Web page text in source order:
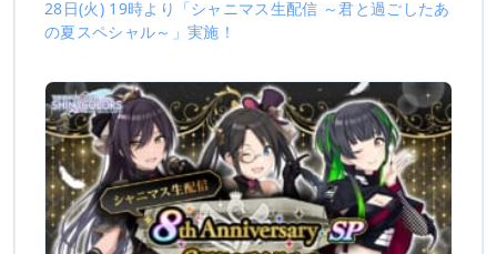
28日(火) 19時より「シャニマス生配信 ～君と過ごしたあ
の夏スペシャル～」実施！